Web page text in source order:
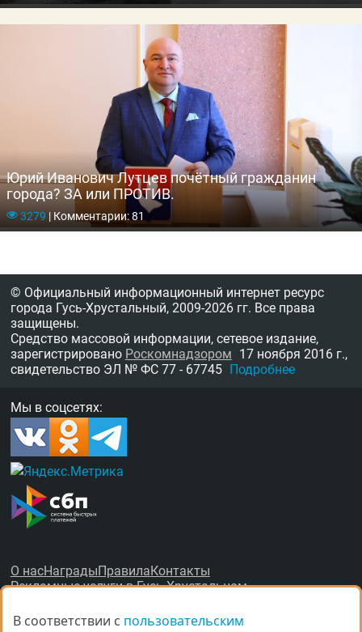
Юрий Иванович Лутцев почётный гражданин
города? ЗА или ПРОТИВ.
3279 |Комментарии: 81
© Официальный информационный интернет ресурс
города Гусь-Хрустальный, 2009-2026 гг. Все права
защищены.
Средство массовой информации, сетевое издание,
зарегистрировано Роскомнадзором 17 ноября 2016 г.,
свидетельство ЭЛ № ФС 77 - 67745 Подробнее
Мы в соцсетях:
О насНаградыПравилаКонтакты
Рекламные услуги в Гусь-Хрустальном
В соответствии с пользовательским
В соответствии с пользовательским